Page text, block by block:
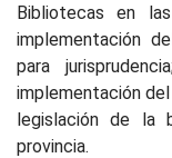
Bibliotecas en
implementación
para
implementación
legislación de la
provincia.